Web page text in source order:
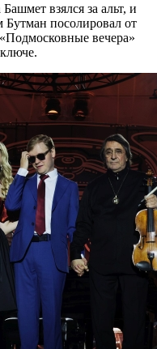
взялся за альт, и
посолировал от
вечера»